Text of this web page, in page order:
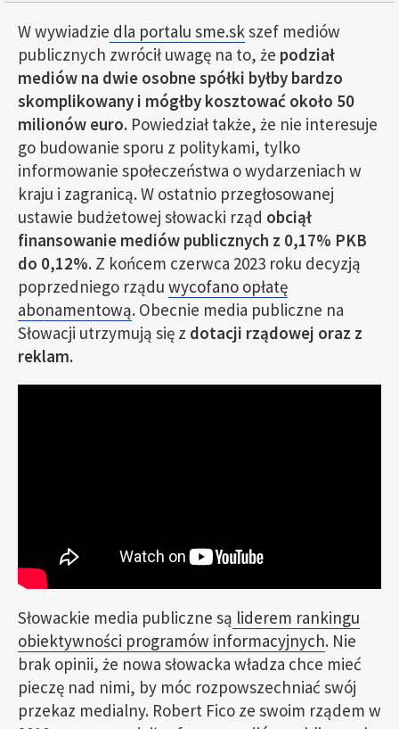
W wywiadzie dla portalu sme.skszef mediów
publicznych zwrócił uwagę na to, że podział
mediów na dwie osobne spółki byłby bardzo
skomplikowany i mógłby kosztować około 50
milionów euro. Powiedział także, że nie interesuje
go budowanie sporu z politykami, tylko
informowanie społeczeństwa o wydarzeniach w
kraju i zagranicą. W ostatnio przegłosowanej
ustawie budżetowej słowacki rząd obciął
finansowanie mediów publicznych z 0,17% PKB
do 0,12%. Z końcem czerwca 2023 roku decyzją
poprzedniego rządu wycofano opłatę
abonamentową. Obecnie media publiczne na
Słowacji utrzymują się z dotacji rządowej oraz z
reklam.
Słowackie media publiczne są liderem rankingu
obiektywności programów informacyjnych. Nie
brak opinii, że nowa słowacka władza chce mieć
pieczę nad nimi, by móc rozpowszechniać swój
przekaz medialny. Robert Fico ze swoim rządem w